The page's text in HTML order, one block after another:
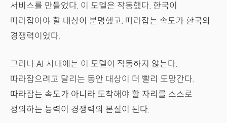
서비스를 만들었다. 이 모델은 작동했다. 한국이
따라잡아야 할 대상이 분명했고, 따라잡는 속도가 한국의
경쟁력이었다.
그러나 AI 시대에는 이 모델이 작동하지 않는다.
따라잡으려고 달리는 동안 대상이 더 빨리 도망간다.
따라잡는 속도가 아니라 도착해야 할 자리를 스스로
정의하는 능력이 경쟁력의 본질이 된다.